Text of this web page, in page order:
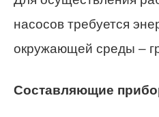
насосов требуется
окружающей среды –
Составляющие